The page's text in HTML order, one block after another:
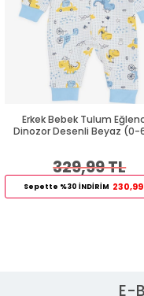
Erkek Bebek Tulum
Dinozor Desenli Beyaz (0-
329,99 TL
Sepette %30 İNDİRİM
E-